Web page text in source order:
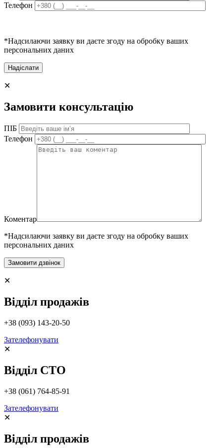
Телефон
*Надсилаючи заявку ви даєте згоду на обробку ваших
персональних даних
✕
Замовити консультацію
ПІБ
Телефон
Коментар
*Надсилаючи заявку ви даєте згоду на обробку ваших
персональних даних
✕
Відділ продажів
+38 (093) 143-20-50
Зателефонувати
✕
Відділ СТО
+38 (061) 764-85-91
Зателефонувати
✕
Відділ продажів